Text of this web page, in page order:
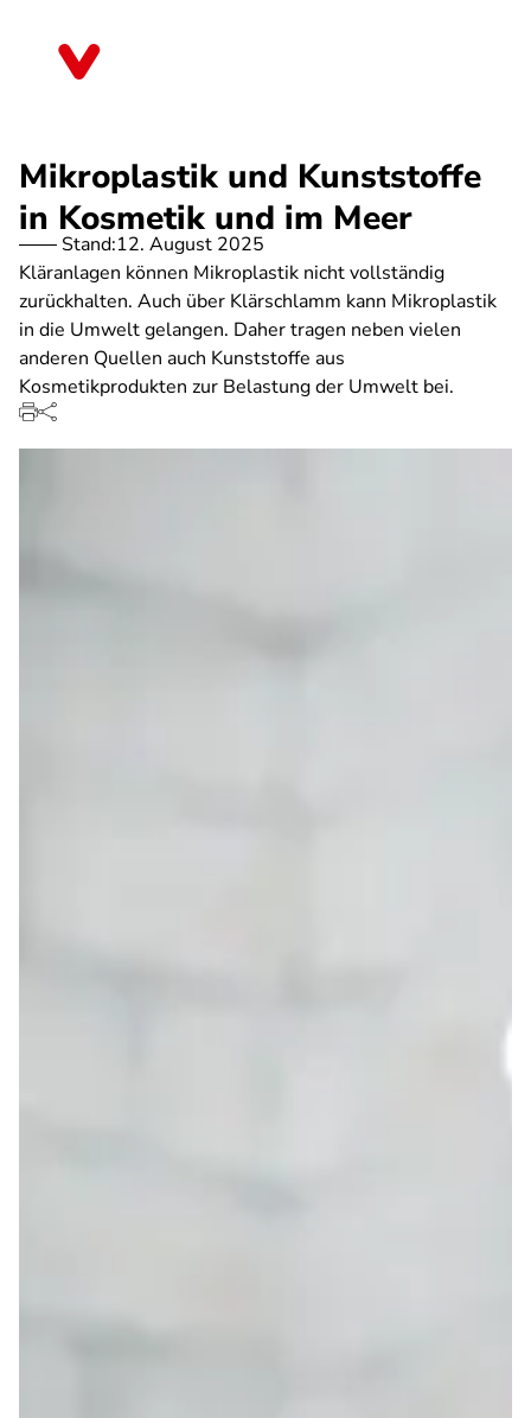
Mikroplastik und Kunststoffe
in Kosmetik und im Meer
Stand:12. August 2025
Kläranlagen können Mikroplastik nicht vollständig
zurückhalten. Auch über Klärschlamm kann Mikroplastik
in die Umwelt gelangen. Daher tragen neben vielen
anderen Quellen auch Kunststoffe aus
Kosmetikprodukten zur Belastung der Umwelt bei.